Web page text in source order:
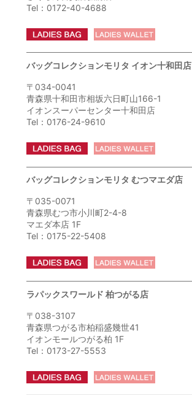
Tel：0172-40-4688
バッグコレクションモリタ イオン十和田店
〒034-0041
青森県十和田市相坂六日町山166-1
イオンスーパーセンター十和田店
Tel：0176-24-9610
バッグコレクションモリタ むつマエダ店
〒035-0071
青森県むつ市小川町2-4-8
マエダ本店 1F
Tel：0175-22-5408
ラパックスワールド 柏つがる店
〒038-3107
青森県つがる市柏稲盛幾世41
イオンモールつがる柏 1F
Tel：0173-27-5553